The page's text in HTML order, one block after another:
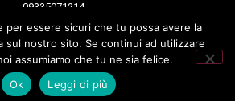
09335071214.
Policy . Privacy Policy.
per essere sicuri che tu possa avere la
sul nostro sito. Se continui ad utilizzare
assumiamo che tu ne sia felice.
Ok
Leggi di più